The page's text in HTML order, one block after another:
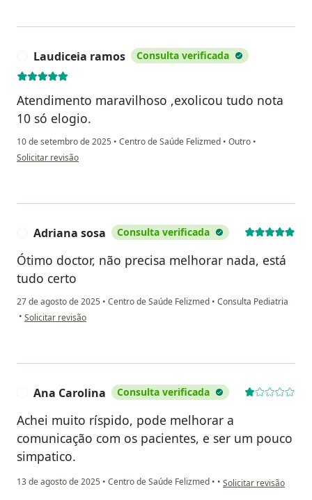
Laudiceia ramos Consulta verificada
Atendimento maravilhoso ,exolicou tudo nota
10 só elogio.
10 de setembro de 2025 • Centro de Saúde Felizmed • Outro •
na opinião do utilizador Laudiceia ramos
Solicitar revisão
Adriana sosa Consulta verificada
Ótimo doctor, não precisa melhorar nada, está
tudo certo
27 de agosto de 2025 • Centro de Saúde Felizmed • Consulta Pediatria
• na opinião do utilizador Adriana sosa
Solicitar revisão
Ana Carolina Consulta verificada
Achei muito ríspido, pode melhorar a
comunicação com os pacientes, e ser um pouco
simpatico.
13 de agosto de 2025 • Centro de Saúde Felizmed • • na opinião do
Solicitar revisão